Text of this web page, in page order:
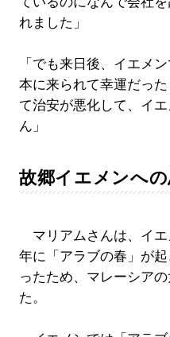
れました」
「でも来日後、イエメ
本に来られて幸運だっ
て治安が悪化して、イ
ん」
故郷イエメンへ
マリアムさんは、イエ
年に「アラブの春」が
ったため、マレーシア
た。